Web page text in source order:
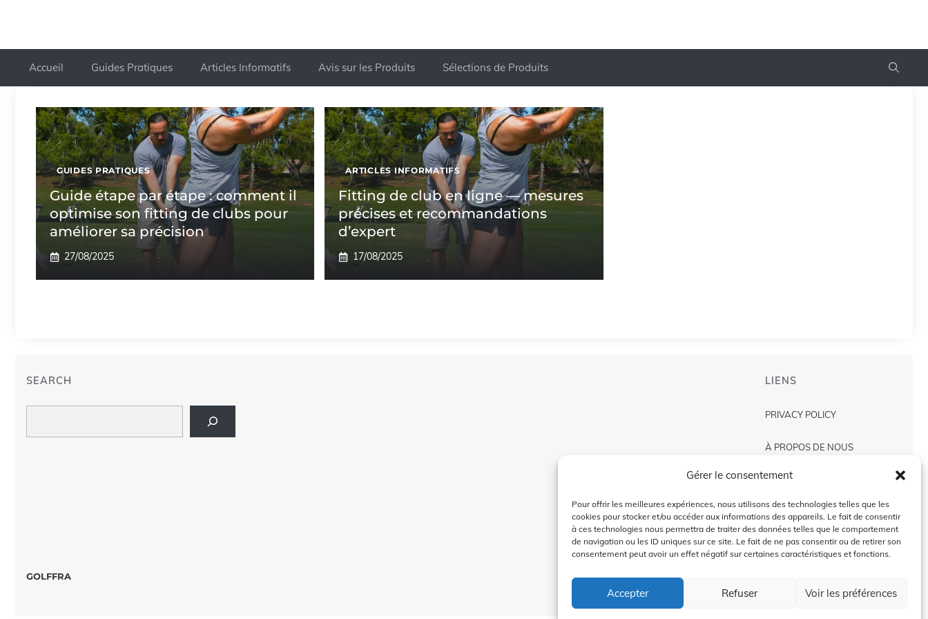
Gérer le consentement
Pour offrir les meilleures expériences, nous utilisons des technologies telles que les
cookies pour stocker et/ou accéder aux informations des appareils. Le fait de consentir
à ces technologies nous permettra de traiter des données telles que le comportement
de navigation ou les ID uniques sur ce site. Le fait de ne pas consentir ou de retirer son
consentement peut avoir un effet négatif sur certaines caractéristiques et fonctions.
Accepter Refuser Voir les préférences
Accueil Guides Pratiques Articles Informatifs Avis sur les Produits Sélections de Produits
GUIDES PRATIQUES
Guide étape par étape : comment il
optimise son fitting de clubs pour
améliorer sa précision
27/08/2025
ARTICLES INFORMATIFS
Fitting de club en ligne — mesures
précises et recommandations
d’expert
17/08/2025
SEARCH LIENS
PRIVACY POLICY
À PROPOS DE NOUS
AVIS DE NON-RESPONSABILITÉ
CONTACT US
GOLFFRA